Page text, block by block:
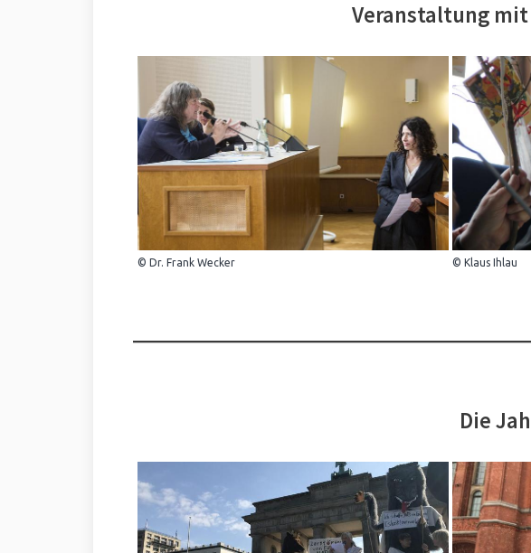
Veranstaltung mit
© Dr. Frank Wecker © Klaus Ihlau
Die